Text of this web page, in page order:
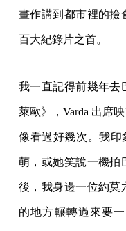
畫作講到都市裡的撿
百大紀錄片之首。
我一直記得前幾年去
萊歐》，Varda 出席
像看過好幾次。我印
萌，或她笑說一機拍
後，我身邊一位約莫
的地方輾轉過來要